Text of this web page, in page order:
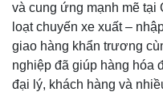
và cung ứng mạnh mẽ tại
loạt chuyến xe xuất –
giao hàng khẩn trương
nghiệp đã giúp hàng hóa
đại lý, khách hàng và